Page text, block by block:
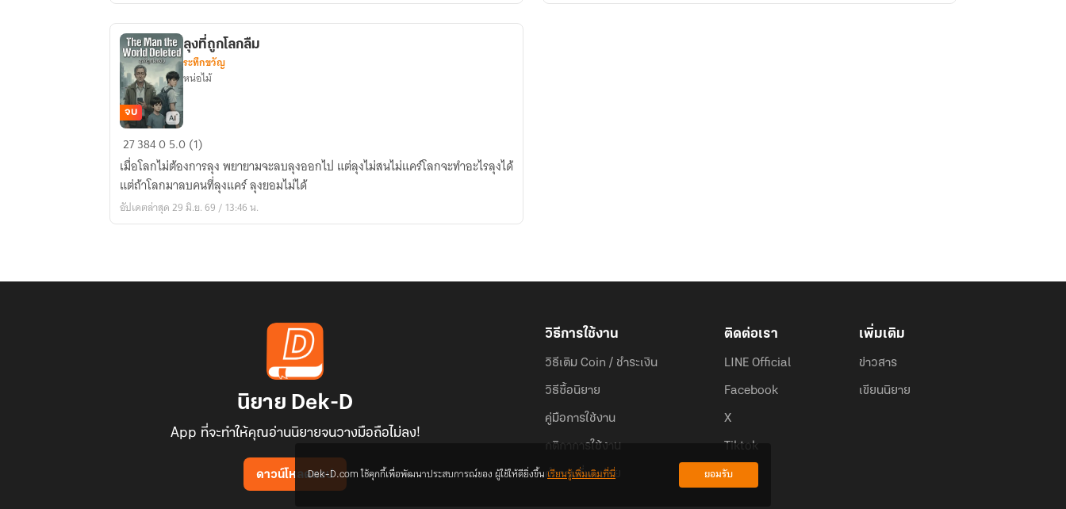
ลุง
ที่
ถูก
โลก
ลืม
จบ
ลุงที่ถูกโลกลืม
ระทึกขวัญ
หน่อไม้
2738405.0 (1)
เมื่อโลกไม่ต้องการลุง พยายามจะลบลุงออกไป แต่ลุงไม่สนไม่แคร์โลกจะทำอะไรลุงได้
แต่ถ้าโลกมาลบคนที่ลุงแคร์ ลุงยอมไม่ได้
อัปเดตล่าสุด 29 มิ.ย. 69 / 13:46 น.
นิยาย Dek-D
App ที่จะทำให้คุณอ่านนิยายจนวางมือถือไม่ลง!
ดาวน์โหลดแอป
วิธีการใช้งาน
วิธีเติม Coin / ชำระเงิน
วิธีซื้อนิยาย
คู่มือการใช้งาน
กติกาการใช้งาน
คำถามที่พบบ่อย
ติดต่อเรา
LINE Official
Facebook
X
Tiktok
เพิ่มเติม
ข่าวสาร
เขียนนิยาย
Dek-D.com ใช้คุกกี้เพื่อพัฒนาประสบการณ์ของ ผู้ใช้ให้ดียิ่งขึ้นเรียนรู้เพิ่มเติมที่นี่ ยอมรับ